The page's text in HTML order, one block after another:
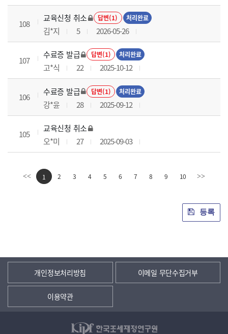
108
교육신청 취소 답변(1) 처리완료
김*지 5 2026-05-26
107
수료증 발급 답변(1) 처리완료
고*식 22 2025-10-12
106
수료증 발급 답변(1) 처리완료
강*윤 28 2025-09-12
105
교육신청 취소
오*미
27 2025-09-03
<< 1 2 3 4 5 6 7 8 9 10 >>
등록
개인정보처리방침 이메일 무단수집거부
이용약관